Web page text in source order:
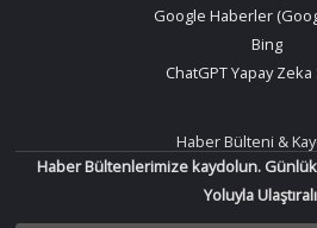
Google Haberler
Bing
ChatGPT Yapay
Haber Bülteni &
Haber Bültenlerimize kaydolun.
Yoluyla